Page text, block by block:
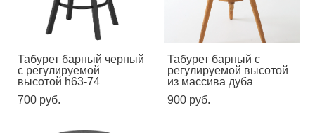
Табурет барный черный
с регулируемой
высотой h63-74
700 pуб.
Табурет барный с
регулируемой высотой
из массива дуба
900 pуб.